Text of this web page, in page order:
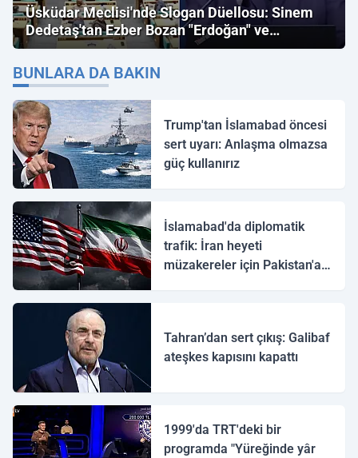
Üsküdar Meclisi'nde Slogan Düellosu: Sinem
Dedetaş'tan Ezber Bozan "Erdoğan" ve
"İmamoğlu" Çıkışı!
BUNLARA DA BAKIN
Trump'tan İslamabad öncesi
sert uyarı: Anlaşma olmazsa
güç kullanırız
İslamabad'da diplomatik
trafik: İran heyeti
müzakereler için Pakistan'a
Tahran’dan sert çıkış: Galibaf
ateşkes kapısını kapattı
1999'da TRT'deki bir
programda "Yüreğinde yâr